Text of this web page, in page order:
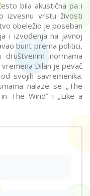
bila akustična pa i
izvesnu vrstu živosti
obeležio je poseban
i izvođenja na javnoj
bunt prema politici,
normama
Dilan je pevač
svojih savremenika.
nalaze se „The
The Wind“ i „Like a